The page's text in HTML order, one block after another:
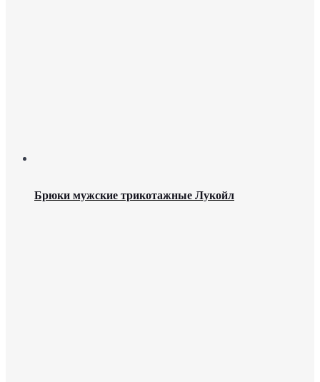
Брюки мужские трикотажные Лукойл